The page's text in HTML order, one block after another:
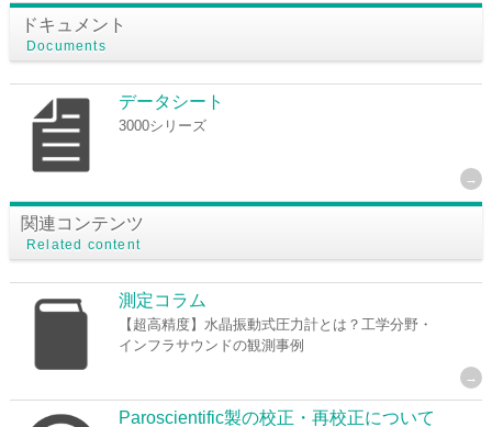
ドキュメント
Documents
データシート
3000シリーズ
関連コンテンツ
Related content
測定コラム
【超高精度】水晶振動式圧力計とは？工学分野・
インフラサウンドの観測事例
Paroscientific製の校正・再校正について